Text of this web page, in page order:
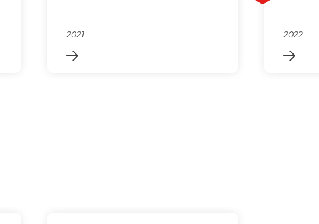
2021 2022